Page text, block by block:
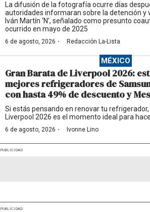
La difusión de la fotografía ocurre días
autoridades informaran sobre la detención y
Iván Martín ‘N’, señalado como presunto
ocurrido en mayo de 2025
6 de agosto, 2026 · Redacción La-Lista
MÉXICO
Gran Barata de Liverpool 2026:
mejores refrigeradores de
con hasta 49% de descuento y
Si estás pensando en renovar tu refrigerador,
Liverpool 2026 es el momento ideal para
6 de agosto, 2026 · Ivonne Lino
PUBLICIDAD
PUBLICIDAD